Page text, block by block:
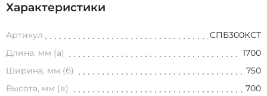
Характеристики
Артикул
СПБ300КСТ
Длина, мм (а)
1700
Ширина, мм (б)
750
Высота, мм (в)
700